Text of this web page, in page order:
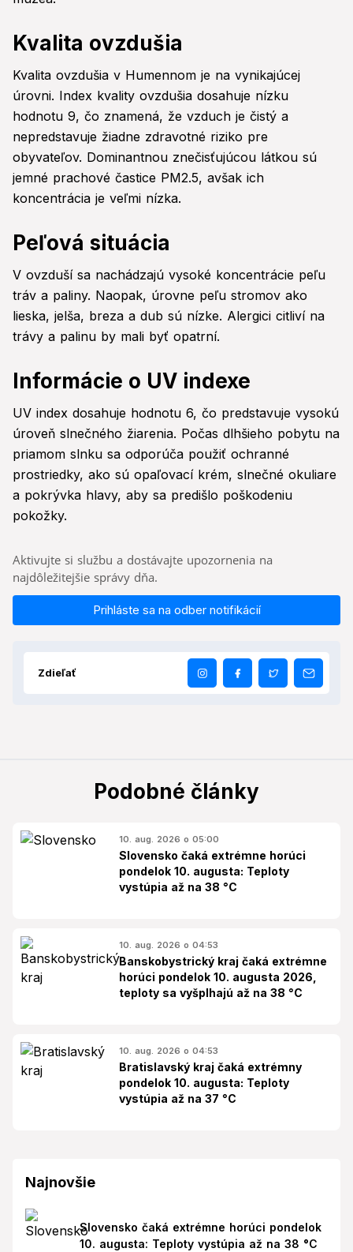
Kvalita ovzdušia
Kvalita ovzdušia v Humennom je na vynikajúcej
úrovni. Index kvality ovzdušia dosahuje nízku
hodnotu 9, čo znamená, že vzduch je čistý a
nepredstavuje žiadne zdravotné riziko pre
obyvateľov. Dominantnou znečisťujúcou látkou sú
jemné prachové častice PM2.5, avšak ich
koncentrácia je veľmi nízka.
Peľová situácia
V ovzduší sa nachádzajú vysoké koncentrácie peľu
tráv a paliny. Naopak, úrovne peľu stromov ako
lieska, jelša, breza a dub sú nízke. Alergici citliví na
trávy a palinu by mali byť opatrní.
Informácie o UV indexe
UV index dosahuje hodnotu 6, čo predstavuje vysokú
úroveň slnečného žiarenia. Počas dlhšieho pobytu na
priamom slnku sa odporúča použiť ochranné
prostriedky, ako sú opaľovací krém, slnečné okuliare
a pokrývka hlavy, aby sa predišlo poškodeniu
pokožky.
Aktivujte si službu a dostávajte upozornenia na
najdôležitejšie správy dňa.
Prihláste sa na odber notifikácií
Zdieľať
Podobné články
10. aug. 2026 o 05:00
Slovensko čaká extrémne horúci
pondelok 10. augusta: Teploty
vystúpia až na 38 °C
10. aug. 2026 o 04:53
Banskobystrický kraj čaká extrémne
horúci pondelok 10. augusta 2026,
teploty sa vyšplhajú až na 38 °C
10. aug. 2026 o 04:53
Bratislavský kraj čaká extrémny
pondelok 10. augusta: Teploty
vystúpia až na 37 °C
Najnovšie
Slovensko čaká extrémne horúci pondelok
10. augusta: Teploty vystúpia až na 38 °C